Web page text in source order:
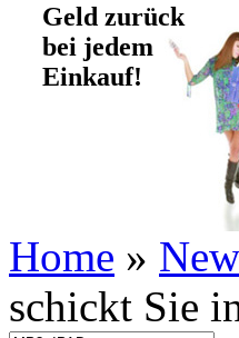
Geld zurück
bei jedem
Einkauf!
Home »
schickt Sie